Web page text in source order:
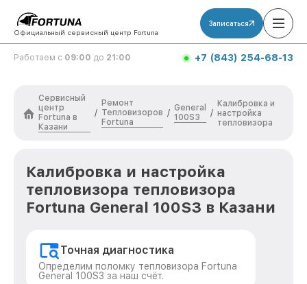
Официальный сервисный центр Fortuna
Записаться
Работаем с 09:00 до 21:00 +7 (843) 254-68-13
Сервисный
центр
Fortuna в
Казани
/
Ремонт
Тепловизоров
Fortuna
/
General
100S3
/
Калибровка и
настройка
тепловизора
Калибровка и настройка
тепловизора тепловизора
Fortuna General 100S3 в Казани
Точная диагностика
Определим поломку тепловизора Fortuna
General 100S3 за наш счёт.